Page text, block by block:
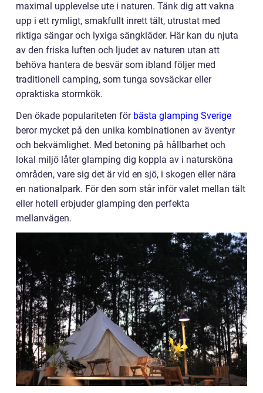
maximal upplevelse ute i naturen. Tänk dig att vakna
upp i ett rymligt, smakfullt inrett tält, utrustat med
riktiga sängar och lyxiga sängkläder. Här kan du njuta
av den friska luften och ljudet av naturen utan att
behöva hantera de besvär som ibland följer med
traditionell camping, som tunga sovsäckar eller
opraktiska stormkök.
Den ökade populariteten för bästa glamping Sverige
beror mycket på den unika kombinationen av äventyr
och bekvämlighet. Med betoning på hållbarhet och
lokal miljö låter glamping dig koppla av i natursköna
områden, vare sig det är vid en sjö, i skogen eller nära
en nationalpark. För den som står inför valet mellan tält
eller hotell erbjuder glamping den perfekta
mellanvägen.